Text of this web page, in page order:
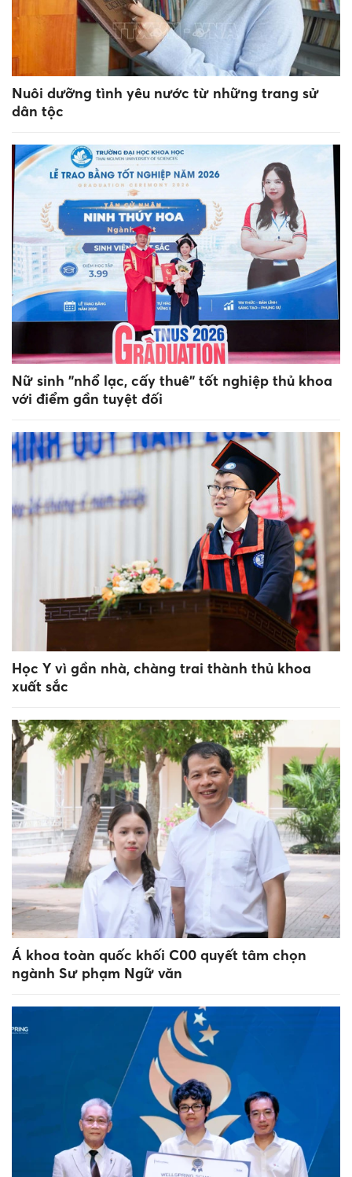
Nuôi dưỡng tình yêu nước từ những trang sử
dân tộc
Nữ sinh "nhổ lạc, cấy thuê" tốt nghiệp thủ khoa
với điểm gần tuyệt đối
Học Y vì gần nhà, chàng trai thành thủ khoa
xuất sắc
Á khoa toàn quốc khối C00 quyết tâm chọn
ngành Sư phạm Ngữ văn